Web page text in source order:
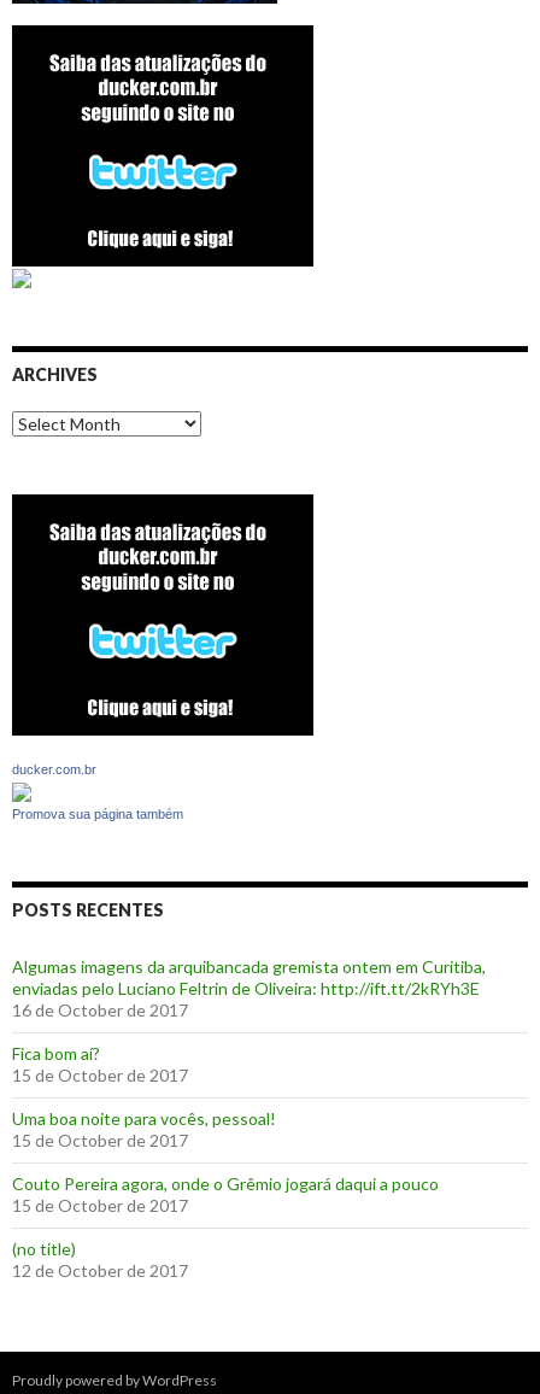
ARCHIVES
Archives
ducker.com.br
Promova sua página também
POSTS RECENTES
Algumas imagens da arquibancada gremista ontem em Curitiba,
enviadas pelo Luciano Feltrin de Oliveira: http://ift.tt/2kRYh3E
16 de October de 2017
‪Fica bom aí?‬
15 de October de 2017
Uma boa noite para vocês, pessoal!
15 de October de 2017
‪Couto Pereira agora, onde o Grêmio jogará daqui a pouco ‬
15 de October de 2017
(no title)
12 de October de 2017
Proudly powered by WordPress